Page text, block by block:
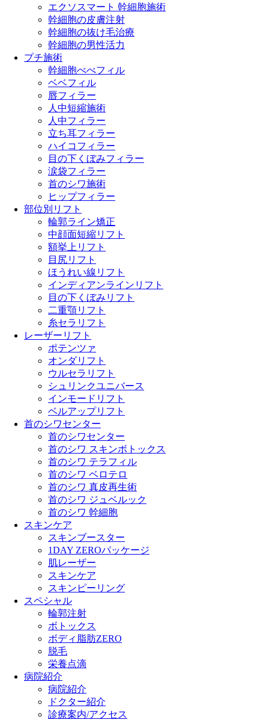
エクソスマート 幹細胞施術
幹細胞の皮膚注射
幹細胞の抜け毛治療
幹細胞の男性活力
プチ施術
幹細胞べべフィル
ベベフィル
唇フィラー
人中短縮施術
人中フィラー
立ち耳フィラー
ハイコフィラー
目の下くぼみフィラー
涙袋フィラー
首のシワ施術
ヒップフィラー
部位別リフト
輪郭ライン矯正
中顔面短縮リフト
額挙上リフト
目尻リフト
ほうれい線リフト
インディアンラインリフト
目の下くぼみリフト
二重顎リフト
糸セラリフト
レーザーリフト
ポテンツァ
オンダリフト
ウルセラリフト
シュリンクユニバース
インモードリフト
ベルアップリフト
首のシワセンター
首のシワセンター
首のシワ スキンボトックス
首のシワ テラフィル
首のシワ ベロテロ
首のシワ 真皮再生術
首のシワ ジュベルック
首のシワ 幹細胞
スキンケア
スキンブースター
1DAY ZEROパッケージ
肌レーザー
スキンケア
スキンピーリング
スペシャル
輪郭注射
ボトックス
ボディ脂肪ZERO
脱毛
栄養点滴
病院紹介
病院紹介
ドクター紹介
診療案内/アクセス